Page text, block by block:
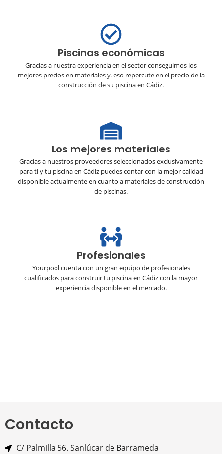
Piscinas económicas
Gracias a nuestra experiencia en el sector conseguimos los
mejores precios en materiales y, eso repercute en el precio de la
construcción de su piscina en Cádiz.
Los mejores materiales
Gracias a nuestros proveedores seleccionados exclusivamente
para ti y tu piscina en Cádiz puedes contar con la mejor calidad
disponible actualmente en cuanto a materiales de construcción
de piscinas.
Profesionales
Yourpool cuenta con un gran equipo de profesionales
cualificados para construir tu piscina en Cádiz con la mayor
experiencia disponible en el mercado.
Contacto
C/ Palmilla 56. Sanlúcar de Barrameda